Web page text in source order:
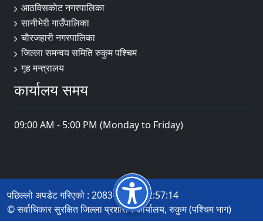
आठविसकाेट नगरपालिका
सानीभेरी गाउँपालिका
चाैरजहारी नगरपालिका
जिल्ला समन्वय समिति रुकुम पश्चिम
गृह मन्त्रालय
कार्यालय समय
09:00 AM - 5:00 PM (Monday to Friday)
पछिल्लो अपडेट गरिएको : 2083-04-21 12:57:14
© सर्वाधिकार सुरक्षित जिल्ला प्रशासन कार्यालय, रुकुम (पश्चिम भाग)